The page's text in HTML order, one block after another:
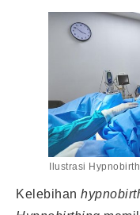
Ilustrasi
Kelebihan